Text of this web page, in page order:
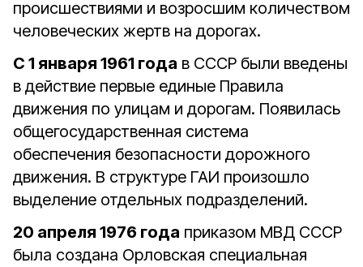
происшествиями и возросшим количеством
человеческих жертв на дорогах.
С 1 января 1961 года в СССР были введены
в действие первые единые Правила
движения по улицам и дорогам. Появилась
общегосударственная система
обеспечения безопасности дорожного
движения. В структуре ГАИ произошло
выделение отдельных подразделений.
20 апреля 1976 года приказом МВД СССР
была создана Орловская специальная